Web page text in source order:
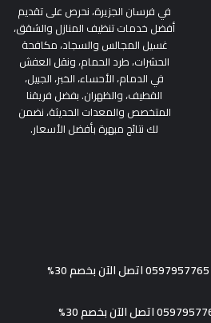
في فرسان الجزيرة، نحرص على تقديم
أفضل خدمات تنظيف المنازل والشقق،
غسيل المجالس والسجاد، مكافحة
الحشرات، طرد الحمام، ونقل العفش
في الدمام، الأحساء، الخبر، الجبيل،
القطيف، والظهران. بفضل فريقنا
المتخصص والمعدات الحديثة، نضمن
لك نتائج مبهرة بأفضل الأسعار.